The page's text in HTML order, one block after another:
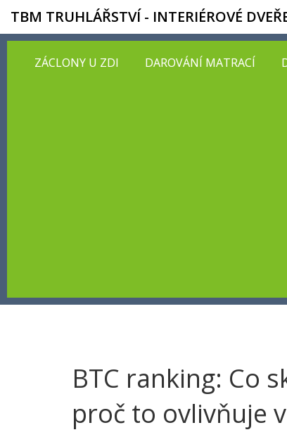
TBM TRUHLÁŘSTVÍ - INTERIÉROVÉ
ZÁCLONY U ZDI DAROVÁNÍ MATRACÍ
BTC ranking: Co
proč to ovlivňuje